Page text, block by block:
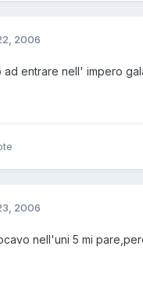
2006
ad entrare nell' impero
2006
nell'uni 5 mi